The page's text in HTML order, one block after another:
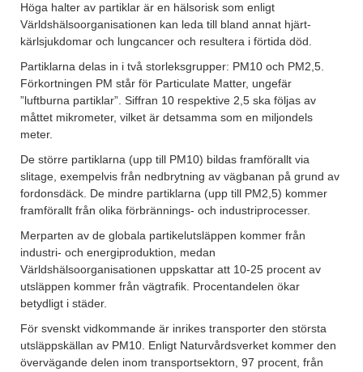
Höga halter av partiklar är en hälsorisk som enligt
Världshälsoorganisationen kan leda till bland annat hjärt-
kärlsjukdomar och lungcancer och resultera i förtida död.
Partiklarna delas in i två storleksgrupper: PM10 och PM2,5.
Förkortningen PM står för Particulate Matter, ungefär
”luftburna partiklar”. Siffran 10 respektive 2,5 ska följas av
måttet mikrometer, vilket är detsamma som en miljondels
meter.
De större partiklarna (upp till PM10) bildas framförallt via
slitage, exempelvis från nedbrytning av vägbanan på grund av
fordonsdäck. De mindre partiklarna (upp till PM2,5) kommer
framförallt från olika förbrännings- och industriprocesser.
Merparten av de globala partikelutsläppen kommer från
industri- och energiproduktion, medan
Världshälsoorganisationen uppskattar att 10-25 procent av
utsläppen kommer från vägtrafik. Procentandelen ökar
betydligt i städer.
För svenskt vidkommande är inrikes transporter den största
utsläppskällan av PM10. Enligt Naturvårdsverket kommer den
övervägande delen inom transportsektorn, 97 procent, från